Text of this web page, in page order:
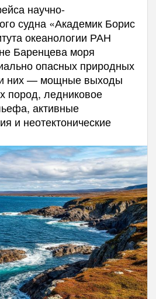
научно-
судна «Академик Борис
океанологии РАН
Баренцева моря
опасных природных
них — мощные выходы
пород, ледниковое
активные
и неотектонические